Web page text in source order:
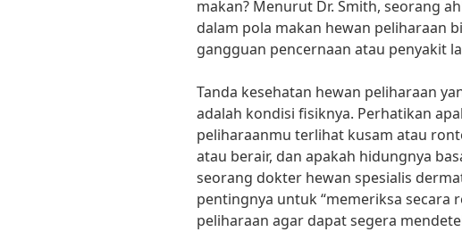
makan? Menurut Dr. Smith, seorang
dalam pola makan hewan peliharaan
gangguan pencernaan atau penyakit
Tanda kesehatan hewan peliharaan
adalah kondisi fisiknya. Perhatikan
peliharaanmu terlihat kusam atau
atau berair, dan apakah hidungnya
seorang dokter hewan spesialis
pentingnya untuk “memeriksa secara
peliharaan agar dapat segera